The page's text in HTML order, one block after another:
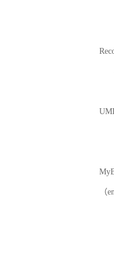
（